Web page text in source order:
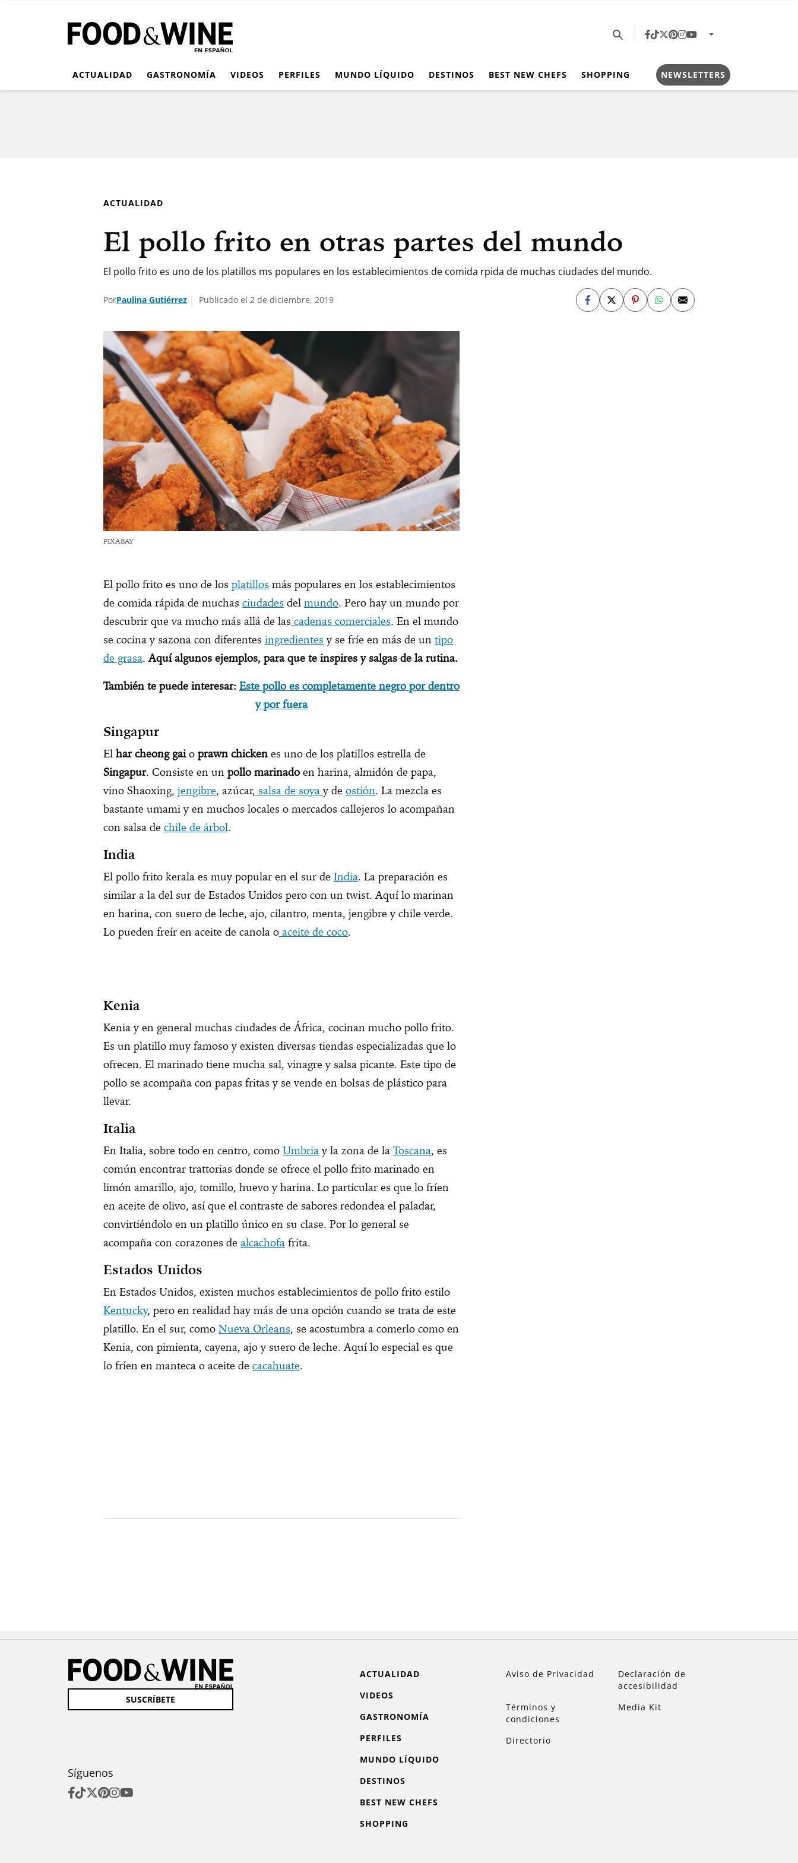
ACTUALIDAD GASTRONOMÍA VIDEOS PERFILES MUNDO LÍQUIDO DESTINOS BEST NEW CHEFS SHOPPING NEWSLETTERS
ACTUALIDAD
El pollo frito en otras partes del mundo
El pollo frito es uno de los platillos ms populares en los establecimientos de comida rpida de muchas ciudades del mundo.
PorPaulina Gutiérrez Publicado el 2 de diciembre, 2019
PIXABAY
El pollo frito es uno de los platillos más populares en los establecimientos
de comida rápida de muchas ciudades del mundo. Pero hay un mundo por
descubrir que va mucho más allá de las cadenas comerciales. En el mundo
se cocina y sazona con diferentes ingredientes y se fríe en más de un tipo
de grasa.Aquí algunos ejemplos, para que te inspires y salgas de la rutina.
También te puede interesar: Este pollo es completamente negro por dentro
y por fuera
Singapur
El har cheong gaio prawn chicken es uno de los platillos estrella de
Singapur. Consiste en un pollo marinado en harina, almidón de papa,
vino Shaoxing, jengibre, azúcar, salsa de soya y de ostión. La mezcla es
bastante umami y en muchos locales o mercados callejeros lo acompañan
con salsa de chile de árbol.
India
El pollo frito kerala es muy popular en el sur de India. La preparación es
similar a la del sur de Estados Unidos pero con un twist. Aquí lo marinan
en harina, con suero de leche, ajo, cilantro, menta, jengibre y chile verde.
Lo pueden freír en aceite de canola o aceite de coco.
Kenia
Kenia y en general muchas ciudades de África, cocinan mucho pollo frito.
Es un platillo muy famoso y existen diversas tiendas especializadas que lo
ofrecen. El marinado tiene mucha sal, vinagre y salsa picante. Este tipo de
pollo se acompaña con papas fritas y se vende en bolsas de plástico para
llevar.
Italia
En Italia, sobre todo en centro, como Umbria y la zona de la Toscana, es
común encontrar trattorias donde se ofrece el pollo frito marinado en
limón amarillo, ajo, tomillo, huevo y harina. Lo particular es que lo fríen
en aceite de olivo, así que el contraste de sabores redondea el paladar,
convirtiéndolo en un platillo único en su clase. Por lo general se
acompaña con corazones de alcachofa frita.
Estados Unidos
En Estados Unidos, existen muchos establecimientos de pollo frito estilo
Kentucky, pero en realidad hay más de una opción cuando se trata de este
platillo. En el sur, como Nueva Orleans, se acostumbra a comerlo como en
Kenia, con pimienta, cayena, ajo y suero de leche. Aquí lo especial es que
lo fríen en manteca o aceite de cacahuate.
SUSCRÍBETE
Síguenos
ACTUALIDAD
VIDEOS
GASTRONOMÍA
PERFILES
MUNDO LÍQUIDO
DESTINOS
BEST NEW CHEFS
SHOPPING
Aviso de Privacidad
Declaración de
accesibilidad
Términos y
condiciones
Media Kit
Directorio